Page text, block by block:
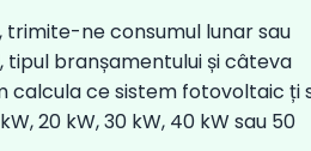
ne consumul lunar sau
branșamentului și câteva
calcula ce sistem fotovoltaic ți
20 kW, 30 kW, 40 kW sau 50